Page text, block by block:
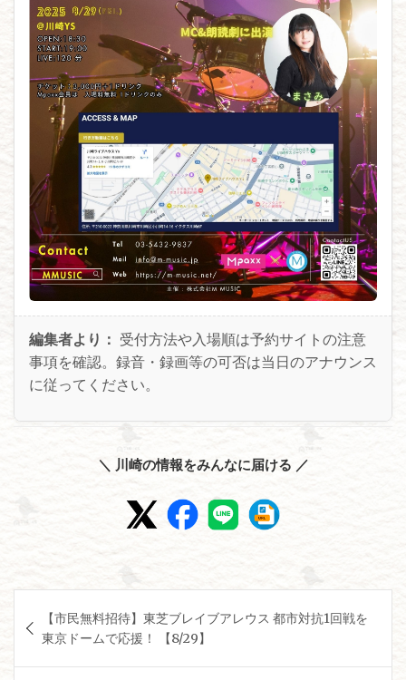
編集者より： 受付方法や入場順は予約サイトの注意
事項を確認。録音・録画等の可否は当日のアナウンス
に従ってください。
＼ 川崎の情報をみんなに届ける ／
稿
ナ
【市民無料招待】東芝ブレイブアレウス 都市対抗1回戦を
東京ドームで応援！ 【8/29】